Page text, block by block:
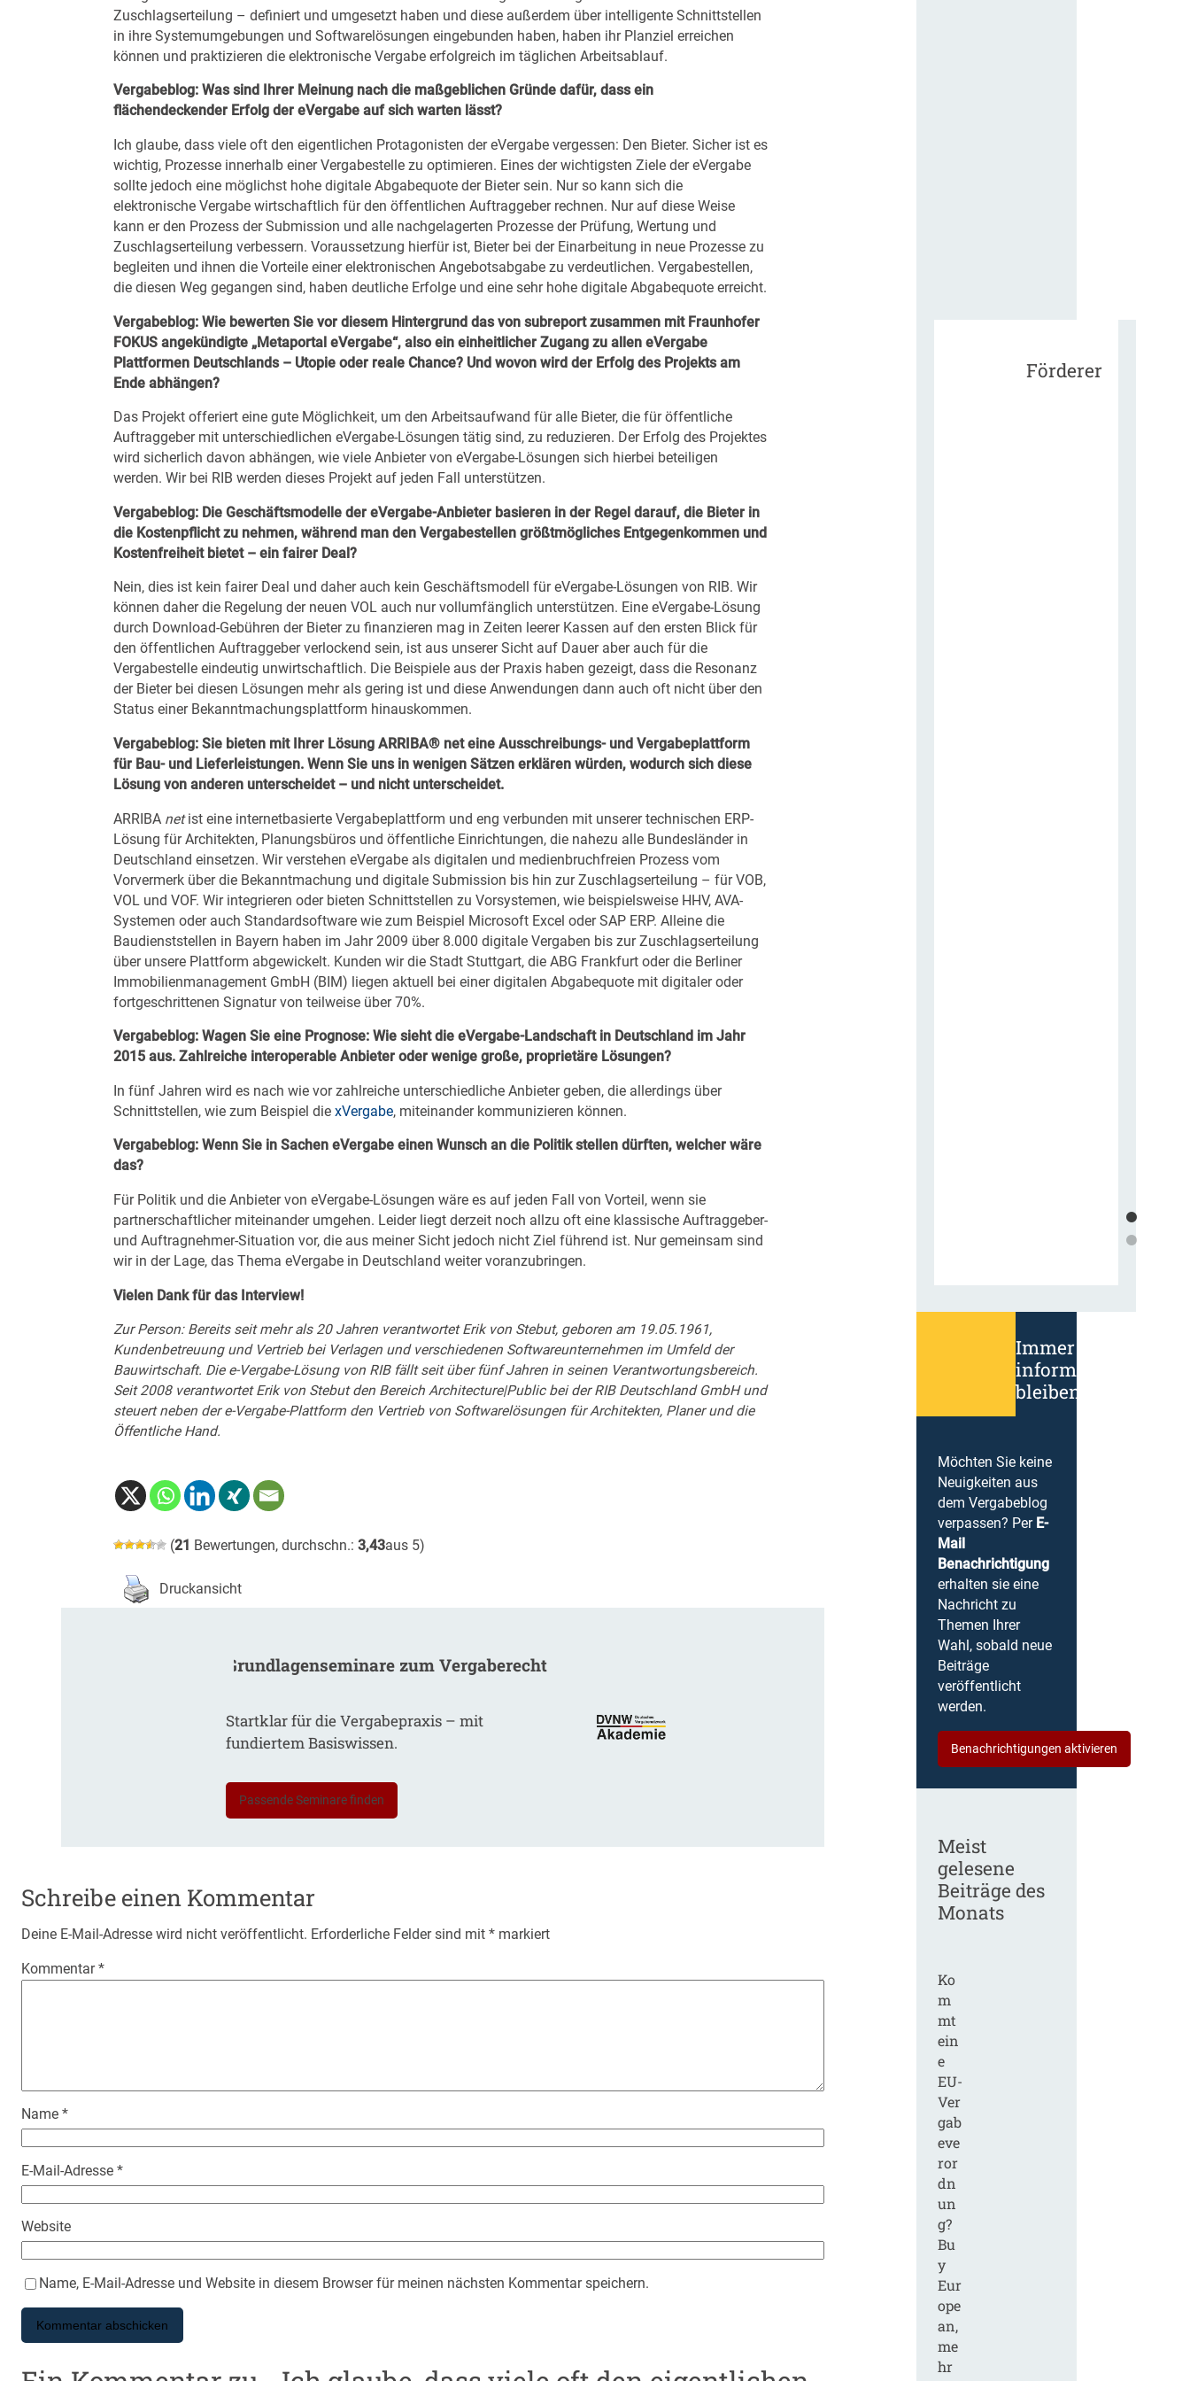
Zuschlagserteilung – definiert und umgesetzt haben und diese außerdem über intelligente Schnittstellen
in ihre Systemumgebungen und Softwarelösungen eingebunden haben, haben ihr Planziel erreichen
können und praktizieren die elektronische Vergabe erfolgreich im täglichen Arbeitsablauf.
Vergabeblog: Was sind Ihrer Meinung nach die maßgeblichen Gründe dafür, dass ein
flächendeckender Erfolg der eVergabe auf sich warten lässt?
Ich glaube, dass viele oft den eigentlichen Protagonisten der eVergabe vergessen: Den Bieter. Sicher ist es
wichtig, Prozesse innerhalb einer Vergabestelle zu optimieren. Eines der wichtigsten Ziele der eVergabe
sollte jedoch eine möglichst hohe digitale Abgabequote der Bieter sein. Nur so kann sich die
elektronische Vergabe wirtschaftlich für den öffentlichen Auftraggeber rechnen. Nur auf diese Weise
kann er den Prozess der Submission und alle nachgelagerten Prozesse der Prüfung, Wertung und
Zuschlagserteilung verbessern. Voraussetzung hierfür ist, Bieter bei der Einarbeitung in neue Prozesse zu
begleiten und ihnen die Vorteile einer elektronischen Angebotsabgabe zu verdeutlichen. Vergabestellen,
die diesen Weg gegangen sind, haben deutliche Erfolge und eine sehr hohe digitale Abgabequote erreicht.
Vergabeblog: Wie bewerten Sie vor diesem Hintergrund das von subreport zusammen mit Fraunhofer
FOKUS angekündigte „Metaportal eVergabe“, also ein einheitlicher Zugang zu allen eVergabe
Plattformen Deutschlands – Utopie oder reale Chance? Und wovon wird der Erfolg des Projekts am
Ende abhängen?
Das Projekt offeriert eine gute Möglichkeit, um den Arbeitsaufwand für alle Bieter, die für öffentliche
Auftraggeber mit unterschiedlichen eVergabe-Lösungen tätig sind, zu reduzieren. Der Erfolg des Projektes
wird sicherlich davon abhängen, wie viele Anbieter von eVergabe-Lösungen sich hierbei beteiligen
werden. Wir bei RIB werden dieses Projekt auf jeden Fall unterstützen.
Vergabeblog: Die Geschäftsmodelle der eVergabe-Anbieter basieren in der Regel darauf, die Bieter in
die Kostenpflicht zu nehmen, während man den Vergabestellen größtmögliches Entgegenkommen und
Kostenfreiheit bietet – ein fairer Deal?
Nein, dies ist kein fairer Deal und daher auch kein Geschäftsmodell für eVergabe-Lösungen von RIB. Wir
können daher die Regelung der neuen VOL auch nur vollumfänglich unterstützen. Eine eVergabe-Lösung
durch Download-Gebühren der Bieter zu finanzieren mag in Zeiten leerer Kassen auf den ersten Blick für
den öffentlichen Auftraggeber verlockend sein, ist aus unserer Sicht auf Dauer aber auch für die
Vergabestelle eindeutig unwirtschaftlich. Die Beispiele aus der Praxis haben gezeigt, dass die Resonanz
der Bieter bei diesen Lösungen mehr als gering ist und diese Anwendungen dann auch oft nicht über den
Status einer Bekanntmachungsplattform hinauskommen.
Vergabeblog: Sie bieten mit Ihrer Lösung ARRIBA® net eine Ausschreibungs- und Vergabeplattform
für Bau- und Lieferleistungen. Wenn Sie uns in wenigen Sätzen erklären würden, wodurch sich diese
Lösung von anderen unterscheidet – und nicht unterscheidet.
ARRIBA netist eine internetbasierte Vergabeplattform und eng verbunden mit unserer technischen ERP-
Lösung für Architekten, Planungsbüros und öffentliche Einrichtungen, die nahezu alle Bundesländer in
Deutschland einsetzen. Wir verstehen eVergabe als digitalen und medienbruchfreien Prozess vom
Vorvermerk über die Bekanntmachung und digitale Submission bis hin zur Zuschlagserteilung – für VOB,
VOL und VOF. Wir integrieren oder bieten Schnittstellen zu Vorsystemen, wie beispielsweise HHV, AVA-
Systemen oder auch Standardsoftware wie zum Beispiel Microsoft Excel oder SAP ERP. Alleine die
Baudienststellen in Bayern haben im Jahr 2009 über 8.000 digitale Vergaben bis zur Zuschlagserteilung
über unsere Plattform abgewickelt. Kunden wir die Stadt Stuttgart, die ABG Frankfurt oder die Berliner
Immobilienmanagement GmbH (BIM) liegen aktuell bei einer digitalen Abgabequote mit digitaler oder
fortgeschrittenen Signatur von teilweise über 70%.
Vergabeblog: Wagen Sie eine Prognose: Wie sieht die eVergabe-Landschaft in Deutschland im Jahr
2015 aus. Zahlreiche interoperable Anbieter oder wenige große, proprietäre Lösungen?
In fünf Jahren wird es nach wie vor zahlreiche unterschiedliche Anbieter geben, die allerdings über
Schnittstellen, wie zum Beispiel die xVergabe, miteinander kommunizieren können.
Vergabeblog: Wenn Sie in Sachen eVergabe einen Wunsch an die Politik stellen dürften, welcher wäre
das?
Für Politik und die Anbieter von eVergabe-Lösungen wäre es auf jeden Fall von Vorteil, wenn sie
partnerschaftlicher miteinander umgehen. Leider liegt derzeit noch allzu oft eine klassische Auftraggeber-
und Auftragnehmer-Situation vor, die aus meiner Sicht jedoch nicht Ziel führend ist. Nur gemeinsam sind
wir in der Lage, das Thema eVergabe in Deutschland weiter voranzubringen.
Vielen Dank für das Interview!
Zur Person: Bereits seit mehr als 20 Jahren verantwortet Erik von Stebut, geboren am 19.05.1961,
Kundenbetreuung und Vertrieb bei Verlagen und verschiedenen Softwareunternehmen im Umfeld der
Bauwirtschaft. Die e-Vergabe-Lösung von RIB fällt seit über fünf Jahren in seinen Verantwortungsbereich.
Seit 2008 verantwortet Erik von Stebut den Bereich Architecture|Public bei der RIB Deutschland GmbH und
steuert neben der e-Vergabe-Plattform den Vertrieb von Softwarelösungen für Architekten, Planer und die
Öffentliche Hand.
(21 Bewertungen, durchschn.: 3,43aus 5)
Druckansicht
Grundlagenseminare zum Vergaberecht
Startklar für die Vergabepraxis – mit
fundiertem Basiswissen.
Passende Seminare finden
Schreibe einen Kommentar
Deine E-Mail-Adresse wird nicht veröffentlicht. Erforderliche Felder sind mit * markiert
Kommentar*
Name *
E-Mail-Adresse *
Website
Name, E-Mail-Adresse und Website in diesem Browser für meinen nächsten Kommentar speichern.
Förderer
Immer
informiert
bleiben!
Möchten Sie keine
Neuigkeiten aus
dem Vergabeblog
verpassen? Per E-
Mail
Benachrichtigung
erhalten sie eine
Nachricht zu
Themen Ihrer
Wahl, sobald neue
Beiträge
veröffentlicht
werden.
Benachrichtigungen aktivieren
Meist
gelesene
Beiträge des
Monats
Ko
m
mt
ein
e
EU-
Ver
gab
eve
ror
dn
un
g?
Bu
y
Eur
ope
an,
me
hr